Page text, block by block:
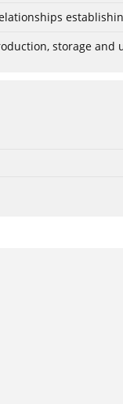
storage